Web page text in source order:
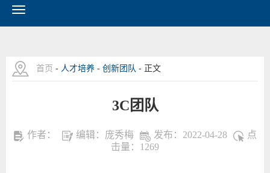
首页 - 人才培养 - 创新团队 - 正文
3C团队
作者： 编辑：庞秀梅 发布：2022-04-28
点
击量：
1269